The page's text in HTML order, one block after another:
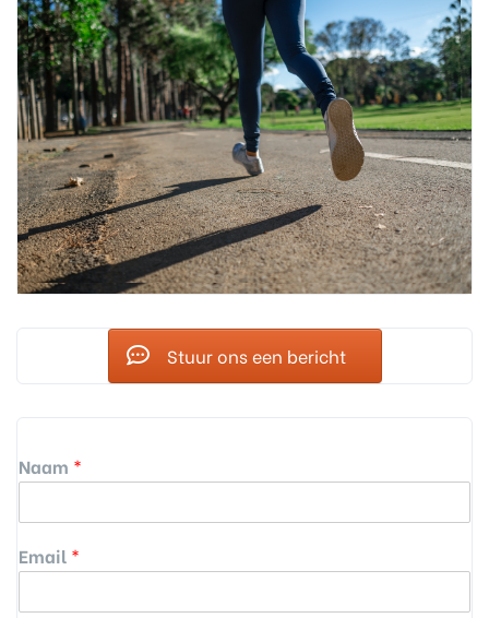
Stuur ons een bericht
Naam *
Email *